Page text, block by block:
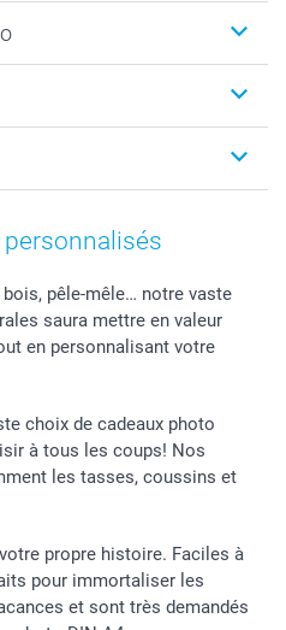
photo
déco
pêle-mêle… notre vaste
saura mettre en valeur
en personnalisant votre
choix de cadeaux photo
à tous les coups! Nos
les tasses, coussins et
propre histoire. Faciles à
pour immortaliser les
et sont très demandés